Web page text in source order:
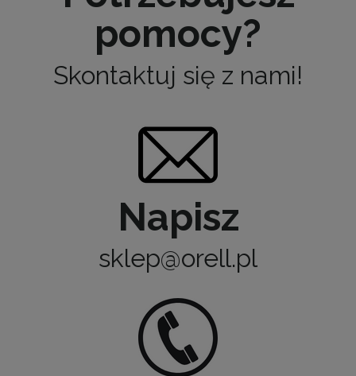
pomocy?
Skontaktuj się z nami!
Napisz
sklep@orell.pl